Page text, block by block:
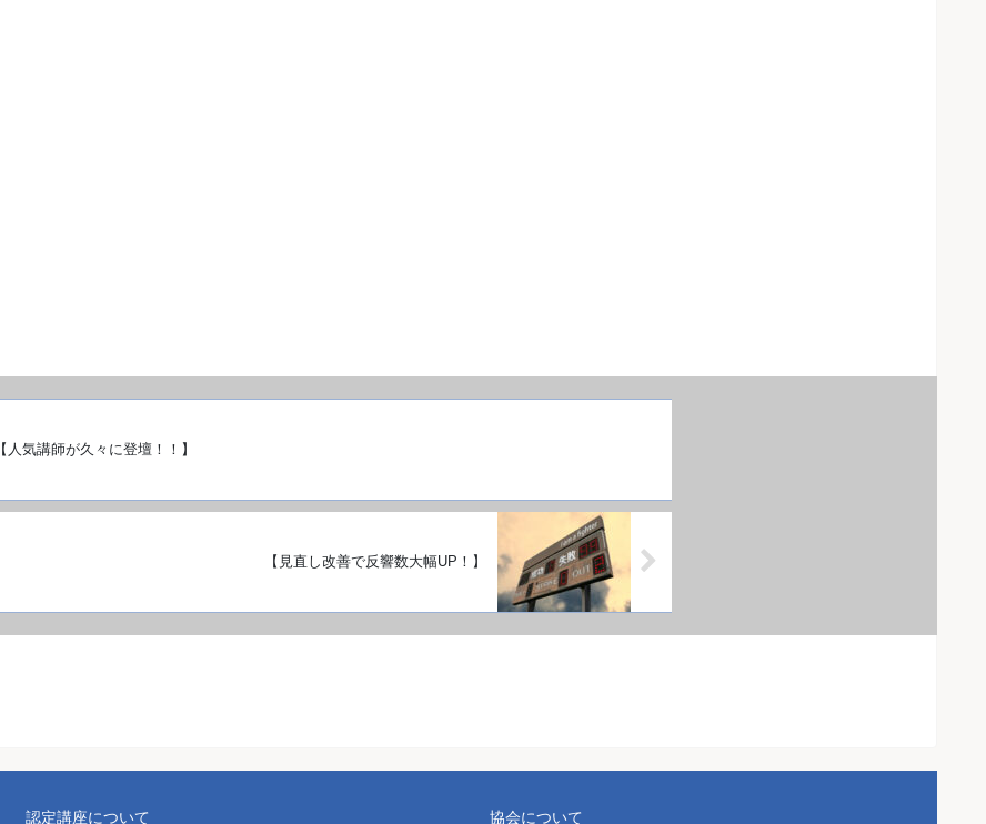
【人気講師が久々に登壇！！】
【見直し改善で反響数大幅UP！】
認定講座について 協会について